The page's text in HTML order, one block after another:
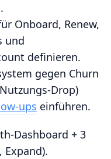
Onboard, Renew,
und
definieren.
gegen Churn
einführen.
+ 3
Expand).